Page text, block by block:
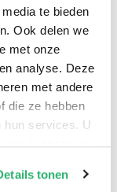
te bieden
Ook delen we
met onze
analyse. Deze
met andere
die ze hebben
hun services. U
aanpassen
tonen